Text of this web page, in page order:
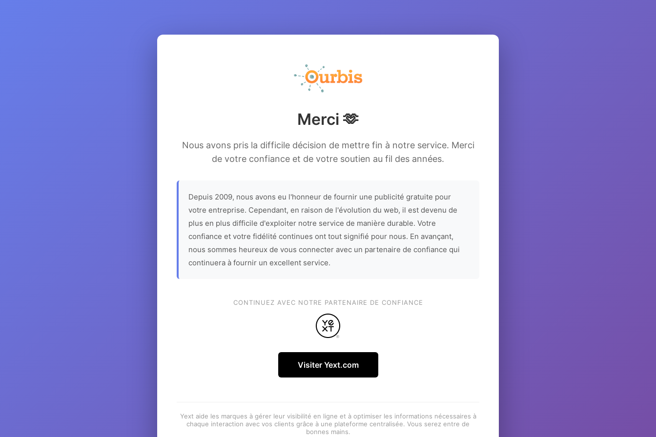
Merci 🫶
Nous avons pris la difficile décision de mettre fin à notre service. Merci
de votre confiance et de votre soutien au fil des années.
Depuis 2009, nous avons eu l'honneur de fournir une publicité gratuite pour
votre entreprise. Cependant, en raison de l'évolution du web, il est devenu de
plus en plus difficile d'exploiter notre service de manière durable. Votre
confiance et votre fidélité continues ont tout signifié pour nous. En avançant,
nous sommes heureux de vous connecter avec un partenaire de confiance qui
continuera à fournir un excellent service.
CONTINUEZ AVEC NOTRE PARTENAIRE DE CONFIANCE
Visiter Yext.com
Yext aide les marques à gérer leur visibilité en ligne et à optimiser les informations nécessaires à
chaque interaction avec vos clients grâce à une plateforme centralisée. Vous serez entre de
bonnes mains.